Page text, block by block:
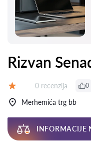
Rizvan
Recenzija:
0 recenzija 0
Merhemića trg bb
INFORMACIJE